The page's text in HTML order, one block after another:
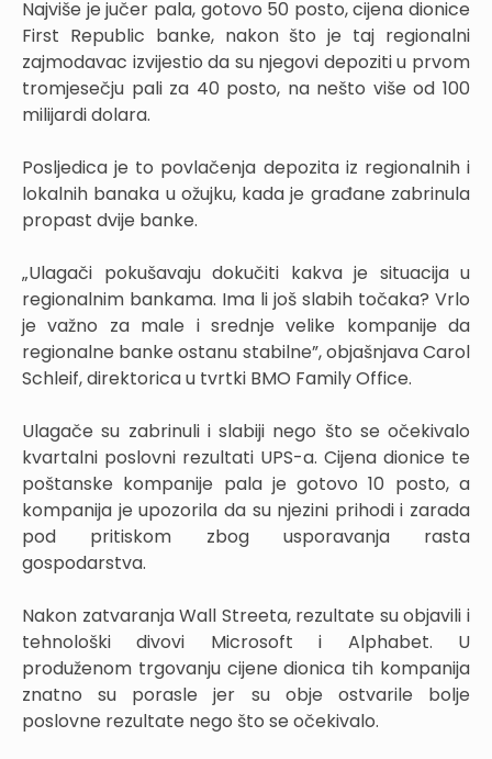
Najviše je jučer pala, gotovo 50 posto, cijena dionice
First Republic banke, nakon što je taj regionalni
zajmodavac izvijestio da su njegovi depoziti u prvom
tromjesečju pali za 40 posto, na nešto više od 100
milijardi dolara.
Posljedica je to povlačenja depozita iz regionalnih i
lokalnih banaka u ožujku, kada je građane zabrinula
propast dvije banke.
„Ulagači pokušavaju dokučiti kakva je situacija u
regionalnim bankama. Ima li još slabih točaka? Vrlo
je važno za male i srednje velike kompanije da
regionalne banke ostanu stabilne”, objašnjava Carol
Schleif, direktorica u tvrtki BMO Family Office.
Ulagače su zabrinuli i slabiji nego što se očekivalo
kvartalni poslovni rezultati UPS-a. Cijena dionice te
poštanske kompanije pala je gotovo 10 posto, a
kompanija je upozorila da su njezini prihodi i zarada
pod pritiskom zbog usporavanja rasta
gospodarstva.
Nakon zatvaranja Wall Streeta, rezultate su objavili i
tehnološki divovi Microsoft i Alphabet. U
produženom trgovanju cijene dionica tih kompanija
znatno su porasle jer su obje ostvarile bolje
poslovne rezultate nego što se očekivalo.